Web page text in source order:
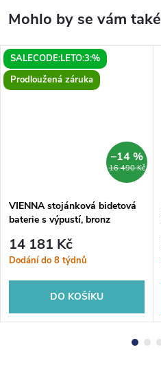
SALECODE:LETO:3:%
Prodloužená záruka
16 490 Kč
–14 %
VIENNA stojánková bidetová
baterie s výpustí, bronz
14 181 Kč
Dodání do 8 týdnů
DO KOŠÍKU